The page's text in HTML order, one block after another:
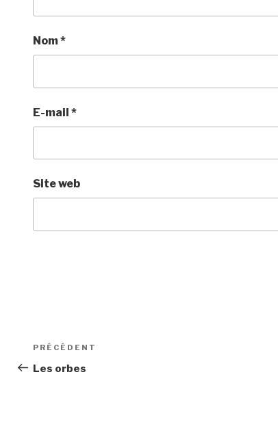
Nom*
E-mail *
Site web
Navigation
de
Article
précédent
PRÉCÉDENT
Les orbes